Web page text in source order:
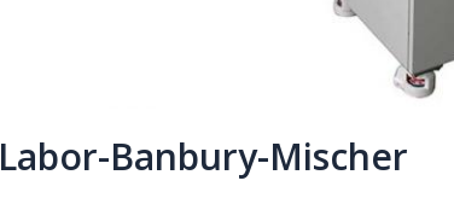
Labor-Banbury-Mischer